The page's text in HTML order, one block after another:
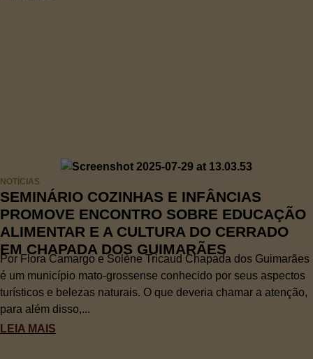
NOTÍCIAS
SEMINÁRIO COZINHAS E INFÂNCIAS
PROMOVE ENCONTRO SOBRE EDUCAÇÃO
ALIMENTAR E A CULTURA DO CERRADO
EM CHAPADA DOS GUIMARÃES
Por Flora Camargo e Solène Tricaud Chapada dos Guimarães
é um município mato-grossense conhecido por seus aspectos
turísticos e belezas naturais. O que deveria chamar a atenção,
para além disso,...
LEIA MAIS